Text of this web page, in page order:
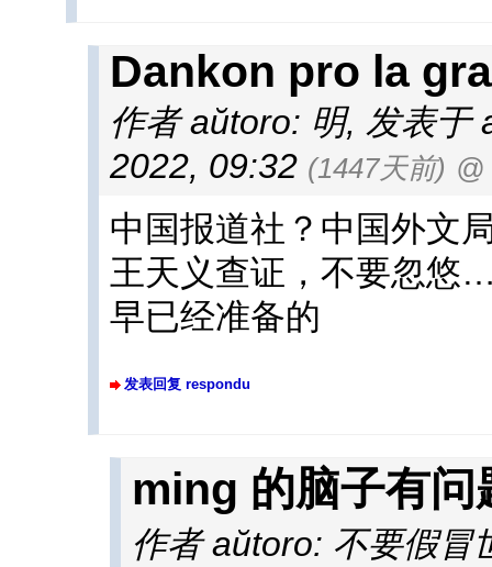
Dankon pro la
作者 aŭtoro: 明, 发表于
2022, 09:32 (1447天前)
中国报道社？中国外文
王天义查证，不要忽悠
早已经准备的
发表回复 respondu
ming 的脑子有问
作者 aŭtoro: 不要假冒